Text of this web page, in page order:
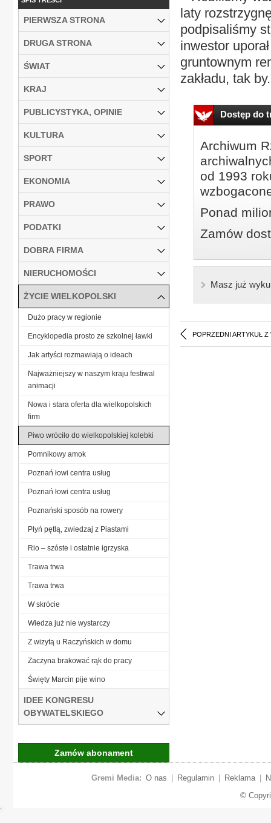
laty
podpisaliśmy
inwestor
gruntownym
zakładu, tak
Dostęp do
Archiwum
od 1993
Ponad
Zamów
Masz już
POPRZEDNI ARTYKUŁ Z
PIERWSZA STRONA
DRUGA STRONA
ŚWIAT
KRAJ
PUBLICYSTYKA, OPINIE
KULTURA
SPORT
EKONOMIA
PRAWO
PODATKI
DOBRA FIRMA
NIERUCHOMOŚCI
ŻYCIE WIELKOPOLSKI
Dużo pracy w regionie
Encyklopedia prosto ze szkolnej ławki
Jak artyści rozmawiają o ideach
Najważniejszy w naszym kraju festiwal
animacji
Nowa i stara oferta dla wielkopolskich
firm
Piwo wróciło do wielkopolskiej kolebki
Pomnikowy amok
Poznań łowi centra usług
Poznań łowi centra usług
Poznański sposób na rowery
Płyń pętlą, zwiedzaj z Piastami
Rio – szóste i ostatnie igrzyska
Trawa trwa
Trawa trwa
W skrócie
Wiedza już nie wystarczy
Z wizytą u Raczyńskich w domu
Zaczyna brakować rąk do pracy
Święty Marcin pije wino
IDEE KONGRESU
OBYWATELSKIEGO
Zamów abonament
Gremi Media: O nas Regulamin Reklama
©